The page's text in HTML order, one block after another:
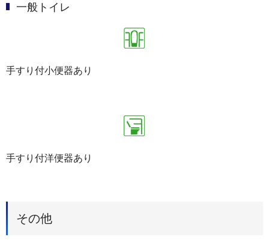
一般トイレ
手すり付小便器あり
手すり付洋便器あり
その他